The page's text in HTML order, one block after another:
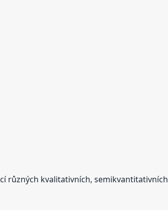
kvalitativních,